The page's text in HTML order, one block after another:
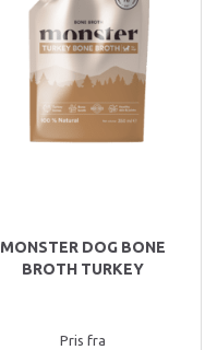
MONSTER DOG BONE
BROTH TURKEY
Pris fra